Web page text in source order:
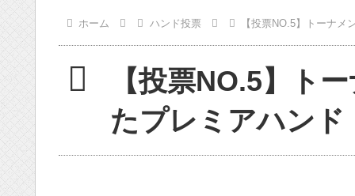
ホーム ハンド投票 【投票NO.5】トーナ
【投票NO.5】ト
たプレミアハンド